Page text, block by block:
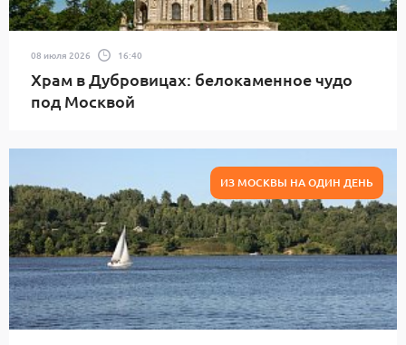
08 июля 2026 16:40
Храм в Дубровицах: белокаменное чудо
под Москвой
ИЗ МОСКВЫ НА ОДИН ДЕНЬ